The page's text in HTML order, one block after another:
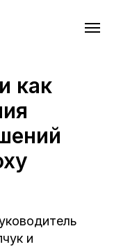
как
и